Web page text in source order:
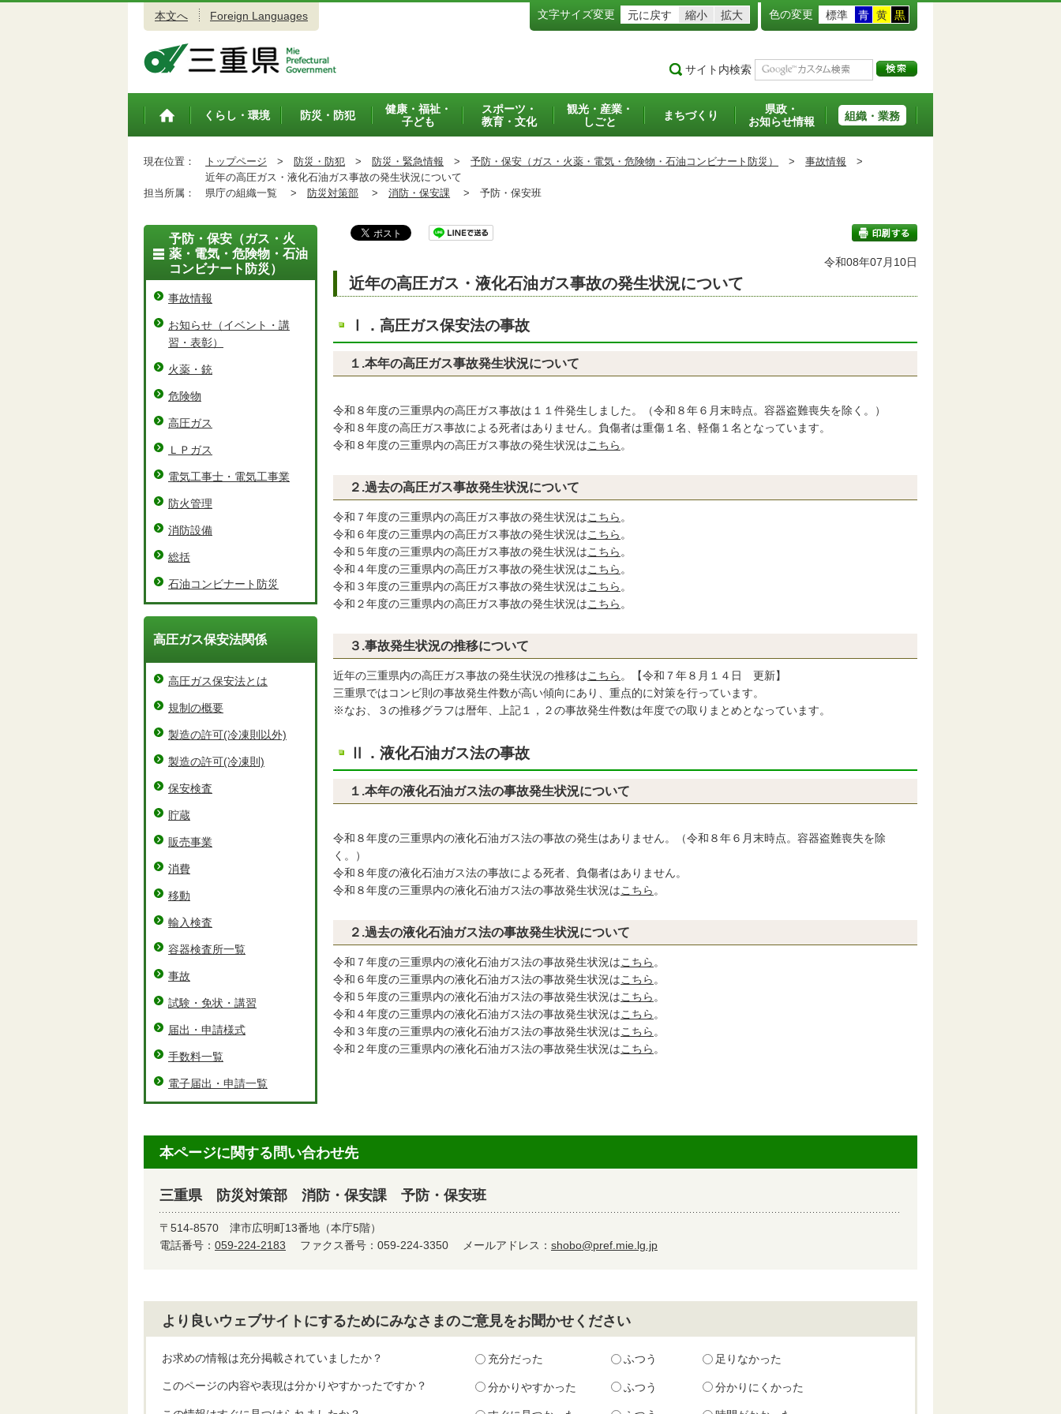
本文へ Foreign Languages 文字サイズ変更 元に戻す 縮小 拡大 色の変更 標準 青 黄 黒
サイト内検索
トップペ
くらし・環境 防災・防犯
健康・福祉・
子ども
スポーツ・
教育・文化
観光・産業・
しごと
まちづくり
県政・
お知らせ情報
組織・業務
現在位置： トップページ > 防災・防犯 > 防災・緊急情報 > 予防・保安（ガス・火薬・電気・危険物・石油コンビナート防災） > 事故情報 >
近年の高圧ガス・液化石油ガス事故の発生状況について
担当所属：
県庁の組織一覧 > 防災対策部 > 消防・保安課 > 予防・保安班
印刷する
令和08年07月10日
近年の高圧ガス・液化石油ガス事故の発生状況について
Ⅰ．高圧ガス保安法の事故
１.本年の高圧ガス事故発生状況について
令和８年度の三重県内の高圧ガス事故は１１件発生しました。（令和８年６月末時点。容器盗難喪失を除く。）
令和８年度の高圧ガス事故による死者はありません。負傷者は重傷１名、軽傷１名となっています。
令和８年度の三重県内の高圧ガス事故の発生状況はこちら 。
２.過去の高圧ガス事故発生状況について
令和７年度の三重県内の高圧ガス事故の発生状況はこちら 。
令和６年度の三重県内の高圧ガス事故の発生状況はこちら 。
令和５年度の三重県内の高圧ガス事故の発生状況はこちら 。
令和４年度の三重県内の高圧ガス事故の発生状況はこちら 。
令和３年度の三重県内の高圧ガス事故の発生状況はこちら 。
令和２年度の三重県内の高圧ガス事故の発生状況はこちら 。
３.事故発生状況の推移について
近年の三重県内の高圧ガス事故の発生状況の推移はこちら 。【令和７年８月１４日 更新】
三重県ではコンビ則の事故発生件数が高い傾向にあり、重点的に対策を行っています。
※なお、３の推移グラフは暦年、上記１，２の事故発生件数は年度での取りまとめとなっています。
Ⅱ．液化石油ガス法の事故
１.本年の液化石油ガス法の事故発生状況について
令和８年度の三重県内の液化石油ガス法の事故の発生はありません。（令和８年６月末時点。容器盗難喪失を除
く。）
令和８年度の液化石油ガス法の事故による死者、負傷者はありません。
令和８年度の三重県内の液化石油ガス法の事故発生状況はこちら 。
２.過去の液化石油ガス法の事故発生状況について
令和７年度の三重県内の液化石油ガス法の事故発生状況はこちら 。
令和６年度の三重県内の液化石油ガス法の事故発生状況はこちら 。
令和５年度の三重県内の液化石油ガス法の事故発生状況はこちら 。
令和４年度の三重県内の液化石油ガス法の事故発生状況はこちら 。
令和３年度の三重県内の液化石油ガス法の事故発生状況はこちら 。
令和２年度の三重県内の液化石油ガス法の事故発生状況はこちら 。
予防・保安（ガス・火
薬・電気・危険物・石油
コンビナート防災）
事故情報
お知らせ（イベント・講
習・表彰）
火薬・銃
危険物
高圧ガス
ＬＰガス
電気工事士・電気工事業
防火管理
消防設備
総括
石油コンビナート防災
高圧ガス保安法関係
高圧ガス保安法とは
規制の概要
製造の許可(冷凍則以外)
製造の許可(冷凍則)
保安検査
貯蔵
販売事業
消費
移動
輸入検査
容器検査所一覧
事故
試験・免状・講習
届出・申請様式
手数料一覧
電子届出・申請一覧
本ページに関する問い合わせ先
三重県 防災対策部 消防・保安課 予防・保安班
〒514-8570 津市広明町13番地（本庁5階）
電話番号： 059-224-2183 ファクス番号：059-224-3350 メールアドレス： shobo@pref.mie.lg.jp
より良いウェブサイトにするためにみなさまのご意見をお聞かせください
お求めの情報は充分掲載されていましたか？ 充分だった ふつう 足りなかった
このページの内容や表現は分かりやすかったですか？ 分かりやすかった ふつう 分かりにくかった